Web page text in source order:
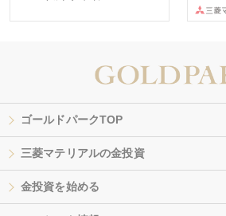
ゴールドパークTOP
三菱マテリアルの金投資
金投資を始める